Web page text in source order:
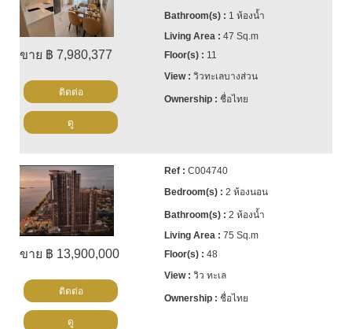
ขาย ฿ 7,980,377
1 ห้องน้ำ
47 Sq.m
11
วิวทะเลบางส่วน
ชื่อไทย
ติดต่อ
ดู
ขาย ฿ 13,900,000
C004740
2 ห้องนอน
2 ห้องน้ำ
75 Sq.m
48
วิว ทะเล
ชื่อไทย
ติดต่อ
ดู